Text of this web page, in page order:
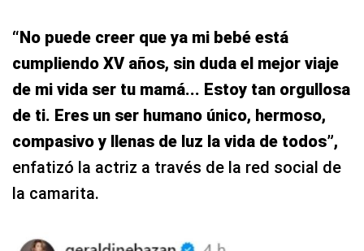
“No puede creer que ya mi bebé está
cumpliendo XV años, sin duda el mejor viaje
de mi vida ser tu mamá... Estoy tan orgullosa
de ti. Eres un ser humano único, hermoso,
compasivo y llenas de luz la vida de todos”,
enfatizó la actriz a través de la red social de
la camarita.